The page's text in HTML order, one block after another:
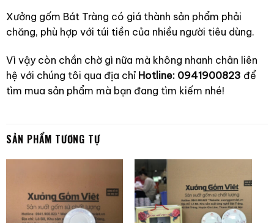
Xưởng gốm Bát Tràng có giá thành sản phẩm phải
chăng, phù hợp với túi tiền của nhiều người tiêu dùng.
Vì vậy còn chần chờ gì nữa mà không nhanh chân liên
hệ với chúng tôi qua địa chỉ Hotline: 0941900823 để
tìm mua sản phẩm mà bạn đang tìm kiếm nhé!
SẢN PHẨM TƯƠNG TỰ